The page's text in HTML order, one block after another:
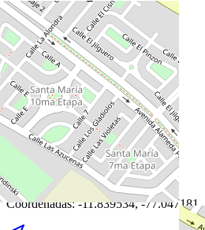
Leaflet © OpenStreetMap
Coordenadas:-11.839534,-77.047181